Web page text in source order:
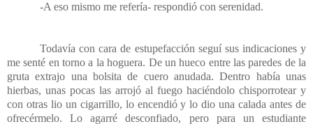
-A eso mismo me refería- respondió con serenidad.
Todavía con cara de estupefacción seguí sus indicaciones y
me senté en torno a la hoguera. De un hueco entre las paredes de la
gruta extrajo una bolsita de cuero anudada. Dentro había unas
hierbas, unas pocas las arrojó al fuego haciéndolo chisporrotear y
con otras lio un cigarrillo, lo encendió y lo dio una calada antes de
ofrecérmelo. Lo agarré desconfiado, pero para un estudiante